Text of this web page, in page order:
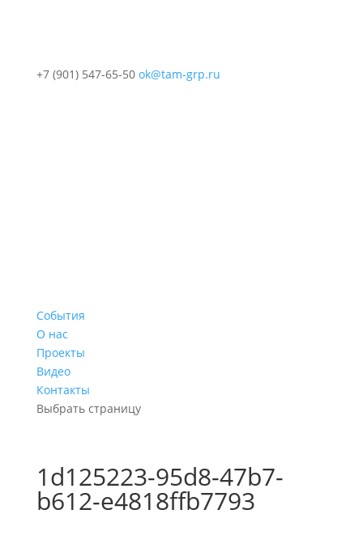
+7 (901) 547-65-50 ok@tam-grp.ru
События
О нас
Проекты
Видео
Контакты
Выбрать страницу
1d125223-95d8-47b7-
b612-e4818ffb7793